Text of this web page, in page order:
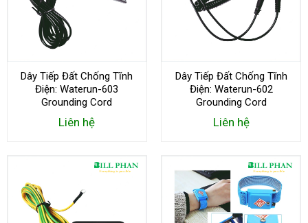
Dây Tiếp Đất Chống Tĩnh
Điện: Waterun-603
Grounding Cord
Liên hệ
Dây Tiếp Đất Chống Tĩnh
Điện: Waterun-602
Grounding Cord
Liên hệ